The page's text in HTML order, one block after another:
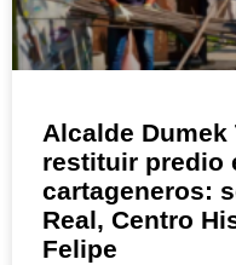
Alcalde Dumek
restituir predio
cartageneros:
Real, Centro
Felipe